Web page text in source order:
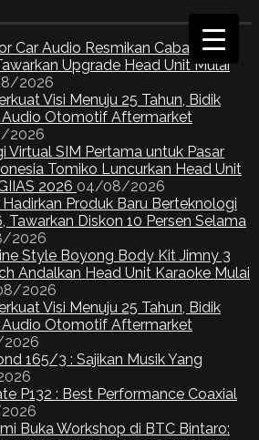
Car Audio Resmikan Cabang
Upgrade Head Unit Mulai
2026
Visi Menuju 25 Tahun, Bidik
Audio Otomotif Aftermarket
2026
Virtual SIM Pertama untuk Pasar
Tomiko Luncurkan Head Unit
2026 04/08/2026
Produk Baru Berteknologi
Tawarkan Diskon 10 Persen Selama
2026
Style Boyong Body Kit Jimny 3
Andalkan Head Unit Karaoke Mulai
2026
Visi Menuju 25 Tahun, Bidik
Audio Otomotif Aftermarket
165/3 : Sajikan Musik Yang
P132 : Best Performance Coaxial
Buka Workshop di BTC Bintaro: